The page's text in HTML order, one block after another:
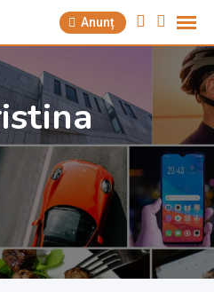
Anunț